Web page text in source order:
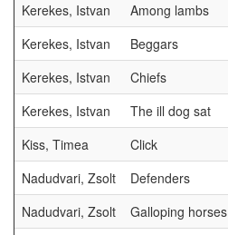
Kerekes, Istvan
Among lambs
Kerekes, Istvan
Beggars
Kerekes, Istvan
Chiefs
Kerekes, Istvan
The ill dog sat
Kiss, Timea
Click
Nadudvari, Zsolt
Defenders
Nadudvari, Zsolt
Galloping horses